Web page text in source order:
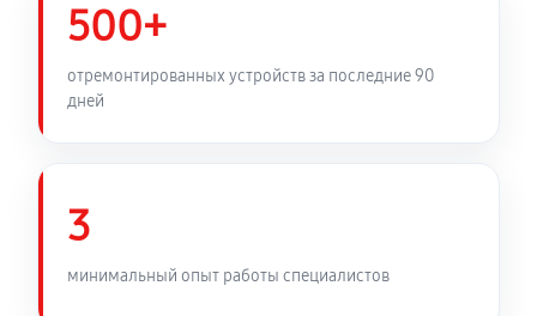
500+
отремонтированных устройств за последние 90
дней
3
минимальный опыт работы специалистов